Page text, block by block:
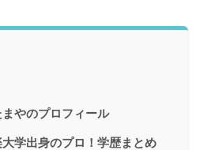
やのプロフィール
学出身のプロ！学歴まとめ